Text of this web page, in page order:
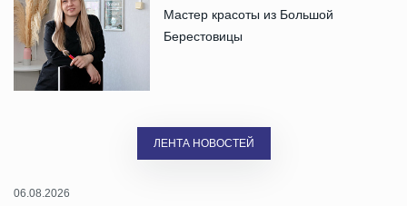
Мастер красоты из Большой
Берестовицы
ЛЕНТА НОВОСТЕЙ
06.08.2026